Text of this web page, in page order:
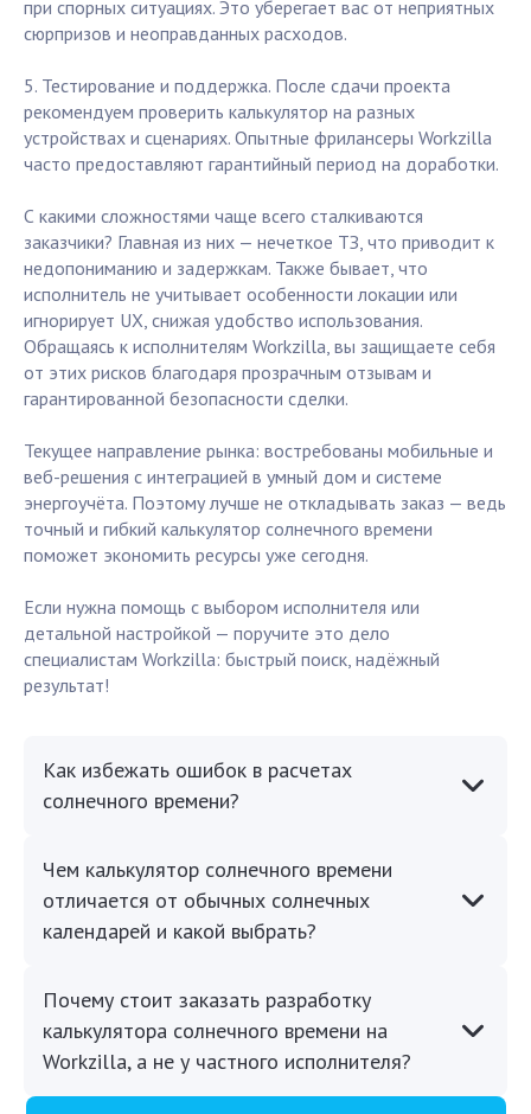
при спорных ситуациях. Это уберегает вас от неприятных
сюрпризов и неоправданных расходов.
5. Тестирование и поддержка. После сдачи проекта
рекомендуем проверить калькулятор на разных
устройствах и сценариях. Опытные фрилансеры Workzilla
часто предоставляют гарантийный период на доработки.
С какими сложностями чаще всего сталкиваются
заказчики? Главная из них — нечеткое ТЗ, что приводит к
недопониманию и задержкам. Также бывает, что
исполнитель не учитывает особенности локации или
игнорирует UX, снижая удобство использования.
Обращаясь к исполнителям Workzilla, вы защищаете себя
от этих рисков благодаря прозрачным отзывам и
гарантированной безопасности сделки.
Текущее направление рынка: востребованы мобильные и
веб-решения с интеграцией в умный дом и системе
энергоучёта. Поэтому лучше не откладывать заказ — ведь
точный и гибкий калькулятор солнечного времени
поможет экономить ресурсы уже сегодня.
Если нужна помощь с выбором исполнителя или
детальной настройкой — поручите это дело
специалистам Workzilla: быстрый поиск, надёжный
результат!
Как избежать ошибок в расчетах
солнечного времени?
Чем калькулятор солнечного времени
отличается от обычных солнечных
календарей и какой выбрать?
Почему стоит заказать разработку
калькулятора солнечного времени на
Workzilla, а не у частного исполнителя?